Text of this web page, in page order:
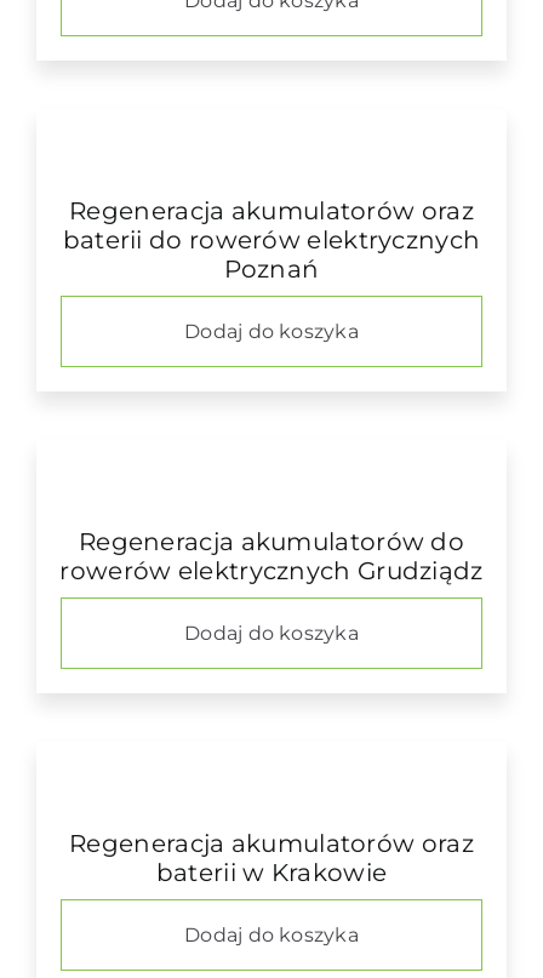
Regeneracja akumulatorów oraz
baterii do rowerów elektrycznych
Poznań
Dodaj do koszyka
Regeneracja akumulatorów do
rowerów elektrycznych Grudziądz
Dodaj do koszyka
Regeneracja akumulatorów oraz
baterii w Krakowie
Dodaj do koszyka